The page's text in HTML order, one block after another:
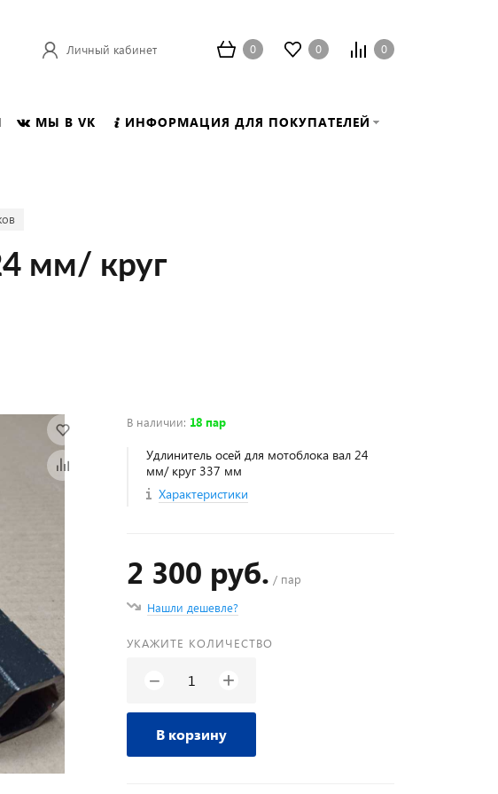
Личный кабинет 0 0 0
МЫ В VK ИНФОРМАЦИЯ ДЛЯ ПОКУПАТЕЛЕЙ
мм/ круг
В наличии: 18 пар
Удлинитель осей для мотоблока вал 24
мм/ круг 337 мм
Характеристики
2 300 руб. / пар
Нашли дешевле?
УКАЖИТЕ КОЛИЧЕСТВО
− +
В корзину